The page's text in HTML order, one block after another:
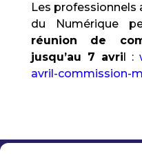
Les professionnels
du Numérique
réunion de
jusqu’au 7 avril :
avril-commission-